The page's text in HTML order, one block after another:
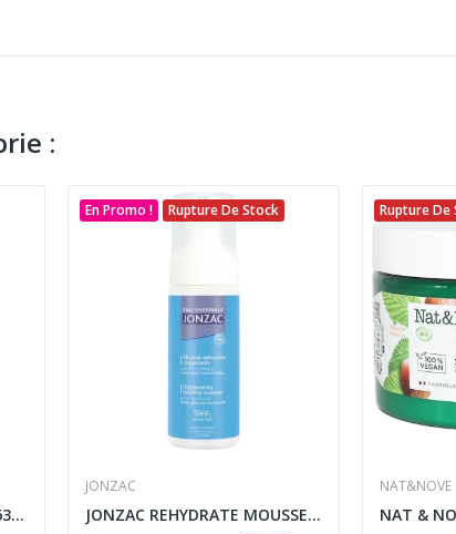
:
AVENT 2 TETINES 3M+ SCF633/27
En Promo ! Rupture De Stock
JONZAC
JONZAC REHYDRATE MOUSSE NETTOYANTE OXYGENANTE...
Rupture De
NAT&NOVE